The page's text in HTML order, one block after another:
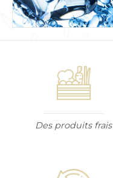
Des produits frais